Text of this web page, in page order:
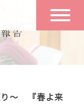
一日の流れ
空き状況
～ 『春よ来